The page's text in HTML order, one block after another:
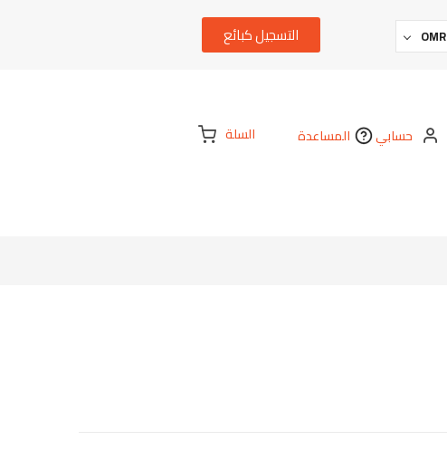
OMR التسجيل كبائع
حسابي المساعدة السلة